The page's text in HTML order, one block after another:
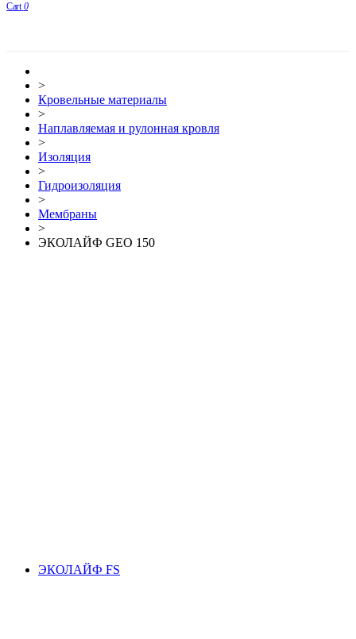
Cart 0
>
Кровельные материалы
>
Наплавляемая и рулонная кровля
>
Изоляция
>
Гидроизоляция
>
Мембраны
>
ЭКОЛАЙФ GEO 150
ЭКОЛАЙФ FS